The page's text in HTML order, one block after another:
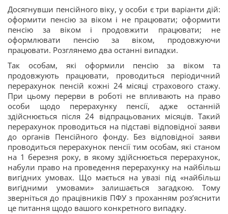
Досягнувши пенсійного віку, у особи є три варіанти дій:
оформити пенсію за віком і не працювати; оформити
пенсію за віком і продовжити працювати; не
оформлювати пенсію за віком, продовжуючи
працювати. Розглянемо два останні випадки.
Так особам, які оформили пенсію за віком та
продовжують працювати, проводиться періодичний
перерахунок пенсій кожні 24 місяці страхового стажу.
При цьому перерви в роботі не впливають на право
особи щодо перерахунку пенсії, адже останній
здійснюється після 24 відпрацьованих місяців. Такий
перерахунок проводиться на підставі відповідної заяви
до органів Пенсійного фонду. Без відповідної заяви
проводиться перерахунок пенсії тим особам, які станом
на 1 березня року, в якому здійснюється перерахунок,
набули право на проведення перерахунку на найбільш
вигідних умовах. Що мається на увазі під «найбільш
вигідними умовами» залишається загадкою. Тому
зверніться до працівників ПФУ з проханням роз’яснити
це питання щодо вашого конкретного випадку.